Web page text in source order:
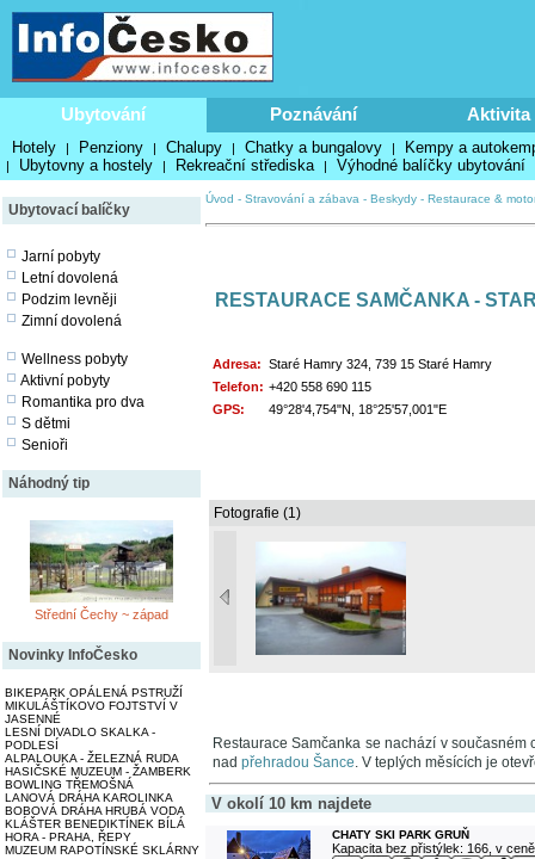
Ubytování Poznávání Aktivita
Hotely | Penziony | Chalupy | Chatky a bungalovy | Kempy a
| Ubytovny a hostely | Rekreační střediska | Výhodné balíčky ubytování
Ubytovací balíčky
Jarní pobyty
Letní dovolená
Podzim levněji
Zimní dovolená
Wellness pobyty
Aktivní pobyty
Romantika pro dva
S dětmi
Senioři
Náhodný tip
Střední Čechy ~ západ
Novinky InfoČesko
BIKEPARK OPÁLENÁ PSTRUŽÍ
MIKULÁŠTÍKOVO FOJTSTVÍ V
JASENNÉ
LESNÍ DIVADLO SKALKA -
PODLESÍ
ALPALOUKA - ŽELEZNÁ RUDA
HASIČSKÉ MUZEUM - ŽAMBERK
BOWLING TŘEMOŠNÁ
LANOVÁ DRÁHA KAROLINKA
BOBOVÁ DRÁHA HRUBÁ VODA
KLÁŠTER BENEDIKTÍNEK BÍLÁ
HORA - PRAHA, ŘEPY
MUZEUM RAPOTÍNSKÉ SKLÁRNY
Úvod - Stravování a zábava - Beskydy - Restaurace &
RESTAURACE SAMČANKA -
Adresa: Staré Hamry 324, 739 15 Staré Hamry
Telefon: +420 558 690 115
GPS:
49°28'4,754"N, 18°25'57,001"E
Fotografie (1)
Restaurace Samčanka se nachází v současném
nad přehradou Šance. V teplých měsících je
V okolí 10 km najdete
CHATY SKI PARK GRUŇ
Kapacita bez přistýlek: 166, v